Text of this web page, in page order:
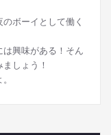
ボーイとして働く
興味がある！そん
しょう！